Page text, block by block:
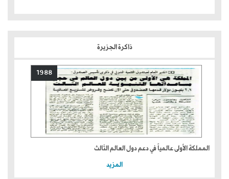
ذاكرة الجزيرة
1988
المملكة الأولى عالمياً في دعم دول العالم الثالث
المزيد